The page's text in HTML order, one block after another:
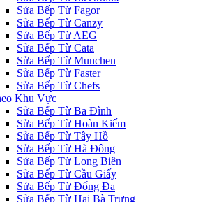
Sửa Bếp Từ Fagor
Sửa Bếp Từ Canzy
Sửa Bếp Từ AEG
Sửa Bếp Từ Cata
Sửa Bếp Từ Munchen
Sửa Bếp Từ Faster
Sửa Bếp Từ Chefs
Khu Vực
Sửa Bếp Từ Ba Đình
Sửa Bếp Từ Hoàn Kiếm
Sửa Bếp Từ Tây Hồ
Sửa Bếp Từ Hà Đông
Sửa Bếp Từ Long Biên
Sửa Bếp Từ Cầu Giấy
Sửa Bếp Từ Đống Đa
Sửa Bếp Từ Hai Bà Trưng